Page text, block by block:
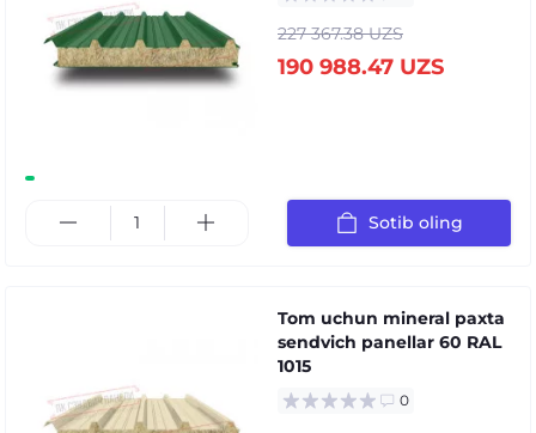
227 367.38 UZS
190 988.47 UZS
Sotib oling
Tom uchun mineral paxta
sendvich panellar 60 RAL
1015
0